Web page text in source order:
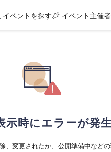
イベントを探す イベント主催
時にエラーが発
、変更されたか、公開準備中など